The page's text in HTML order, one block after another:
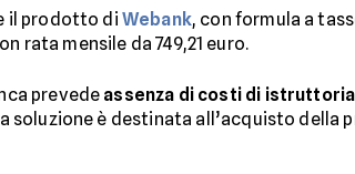
il prodotto di Webank, con formula a
rata mensile da 749,21 euro.
prevede assenza di costi di istruttoria
soluzione è destinata all’acquisto della